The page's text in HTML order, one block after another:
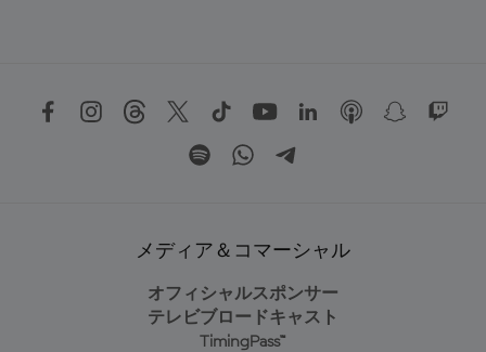
メディア＆コマーシャル
オフィシャルスポンサー
テレビブロードキャスト
TimingPass™